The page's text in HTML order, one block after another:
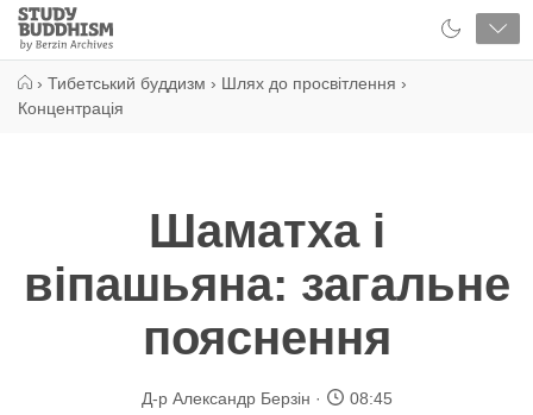
Close
Study
Buddhism
› Тибетський буддизм › Шлях до просвітлення ›
Концентрація
Шаматха і
віпашьяна: загальне
пояснення
Д-р Александр Берзін 08:45